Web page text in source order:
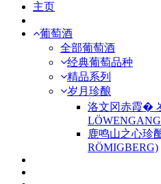
主页
葡萄酒
全部葡萄酒
经典葡萄品种
精品系列
岁月珍酿
洛文冈赤霞�
鹿鸣山之心珍
RÖMIGBERG)